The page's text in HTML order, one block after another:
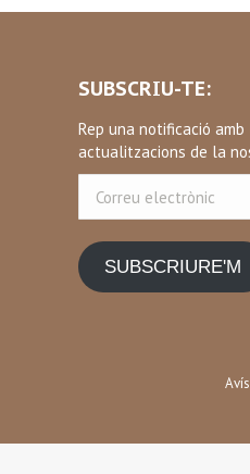
SUBSCRIU-TE:
Rep una notificació
actualitzacions de la
electrònic
SUBSCRIURE'M